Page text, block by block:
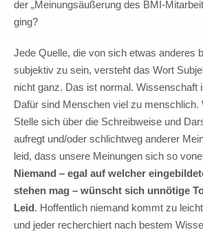
der „Meinungsäußerung des BMI-
ging?
Jede Quelle, die von sich etwas anderes
subjektiv zu sein, versteht das Wort
nicht ganz. Das ist normal. Wissenschaft
Dafür sind Menschen viel zu menschlich.
Stelle sich über die Schreibweise und
aufregt und/oder schlichtweg anderer
leid, dass unsere Meinungen sich so
Niemand – egal auf welcher
stehen mag – wünscht sich unnötige
Leid. Hoffentlich niemand kommt zu
und jeder recherchiert nach bestem